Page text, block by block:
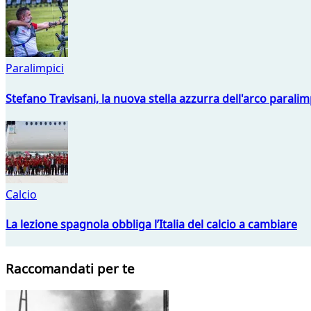
Paralimpici
Stefano Travisani, la nuova stella azzurra dell'arco
Calcio
La lezione spagnola obbliga l’Italia del calcio a cambiare
Raccomandati per te